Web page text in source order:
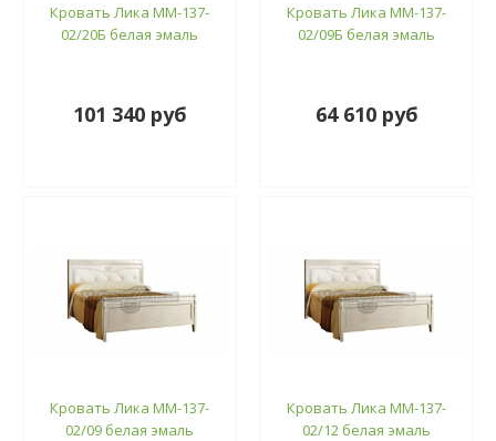
Кровать Лика ММ-137-
02/20Б белая эмаль
101 340 руб
Кровать Лика ММ-137-
02/09Б белая эмаль
64 610 руб
Кровать Лика ММ-137-
02/09 белая эмаль
Кровать Лика ММ-137-
02/12 белая эмаль